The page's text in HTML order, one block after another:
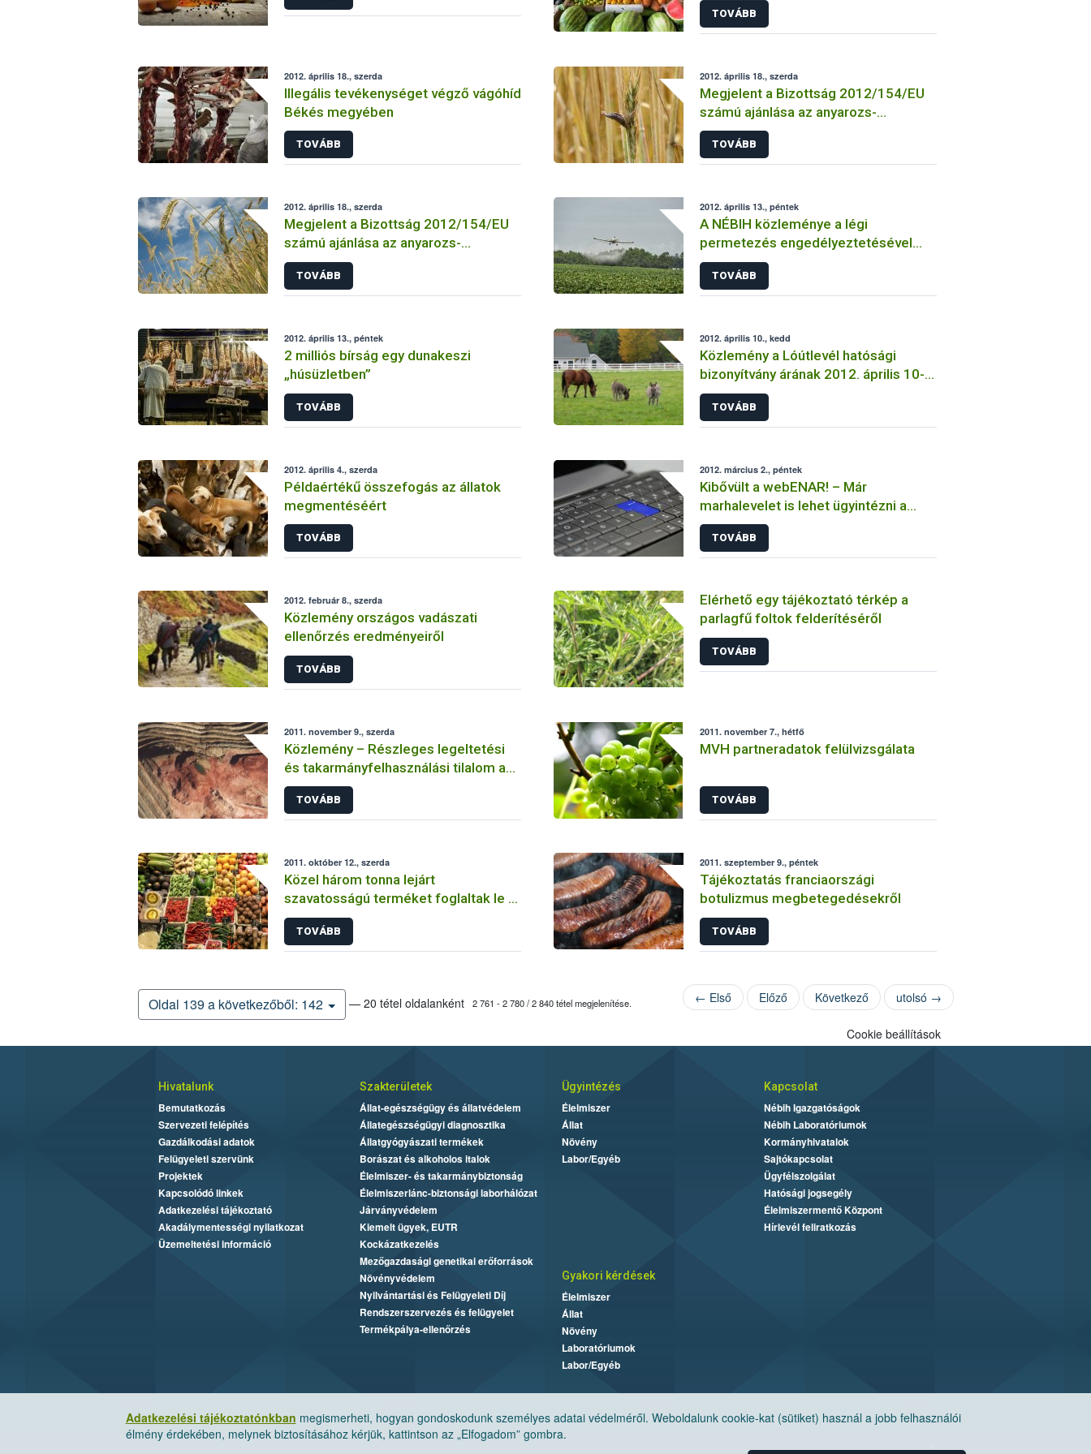
TOVÁBB
2012. április 18., szerda
Illegális tevékenységet végző vágóhíd
Békés megyében
TOVÁBB
2012. április 18., szerda
Megjelent a Bizottság 2012/154/EU
számú ajánlása az anyarozs-
alkaloidokról
TOVÁBB
2012. április 18., szerda
Megjelent a Bizottság 2012/154/EU
számú ajánlása az anyarozs-
alkaloidokról
TOVÁBB
2012. április 13., péntek
A NÉBIH közleménye a légi
permetezés engedélyeztetésével
kapcsolatos átmeneti időszakról
TOVÁBB
2012. április 13., péntek
2 milliós bírság egy dunakeszi
„húsüzletben”
TOVÁBB
2012. április 10., kedd
Közlemény a Lóútlevél hatósági
bizonyítvány árának 2012. április 10-
től történő megváltozásáról
TOVÁBB
2012. április 4., szerda
Példaértékű összefogás az állatok
megmentéséért
TOVÁBB
2012. március 2., péntek
Kibővült a webENAR! – Már
marhalevelet is lehet ügyintézni a
webENAR-on!
TOVÁBB
2012. február 8., szerda
Közlemény országos vadászati
ellenőrzés eredményeiről
TOVÁBB
Elérhető egy tájékoztató térkép a
parlagfű foltok felderítéséről
TOVÁBB
2011. november 9., szerda
Közlemény – Részleges legeltetési
és takarmányfelhasználási tilalom a
vörösiszappal elöntött megyékben
TOVÁBB
2011. november 7., hétfő
MVH partneradatok felülvizsgálata
TOVÁBB
2011. október 12., szerda
Közel három tonna lejárt
szavatosságú terméket foglaltak le a
Nagybani Piacon
TOVÁBB
2011. szeptember 9., péntek
Tájékoztatás franciaországi
botulizmus megbetegedésekről
TOVÁBB
Oldal 139 a következőből: 142 — 20 tétel oldalanként 2 761 - 2 780 / 2 840 tétel megjelenítése. ← Első Előző Következő utolsó →
Adatkezelési tájékoztatónkban megismerheti, hogyan gondoskodunk személyes adatai védelméről. Weboldalunk cookie-kat (sütiket) használ a jobb felhasználói
élmény érdekében, melynek biztosításához kérjük, kattintson az „Elfogadom” gombra.
Cookie beállítások
Hivatalunk
Bemutatkozás
Szervezeti felépítés
Gazdálkodási adatok
Felügyeleti szervünk
Projektek
Kapcsolódó linkek
Adatkezelési tájékoztató
Akadálymentességi nyilatkozat
Üzemeltetési információ
Szakterületek
Állat-egészségügy és állatvédelem
Állategészségügyi diagnosztika
Állatgyógyászati termékek
Borászat és alkoholos italok
Élelmiszer- és takarmánybiztonság
Élelmiszerlánc-biztonsági laborhálózat
Járványvédelem
Kiemelt ügyek, EUTR
Kockázatkezelés
Mezőgazdasági genetikai erőforrások
Növényvédelem
Nyilvántartási és Felügyeleti Díj
Rendszerszervezés és felügyelet
Termékpálya-ellenőrzés
Ügyintézés
Élelmiszer
Állat
Növény
Labor/Egyéb
Kapcsolat
Nébih Igazgatóságok
Nébih Laboratóriumok
Kormányhivatalok
Sajtókapcsolat
Ügyfélszolgálat
Hatósági jogsegély
Élelmiszermentő Központ
Hírlevél feliratkozás
Gyakori kérdések
Élelmiszer
Állat
Növény
Laboratóriumok
Labor/Egyéb